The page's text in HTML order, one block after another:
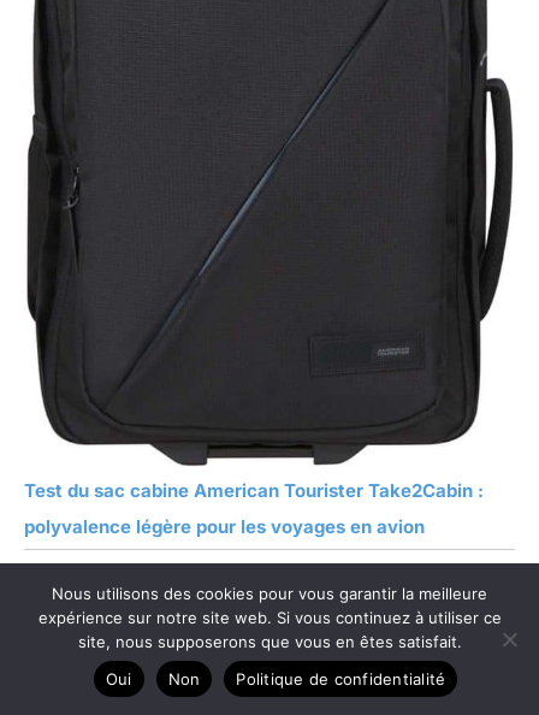
Test du sac cabine American Tourister Take2Cabin :
polyvalence légère pour les voyages en avion
Nous utilisons des cookies pour vous garantir la meilleure
expérience sur notre site web. Si vous continuez à utiliser ce
site, nous supposerons que vous en êtes satisfait.
Oui
Non Politique de confidentialité